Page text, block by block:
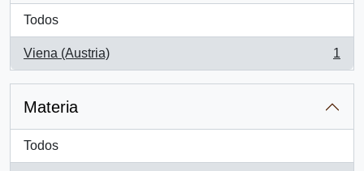
Todos
Viena (Austria)
, 1 resultados
1
Materia
Todos